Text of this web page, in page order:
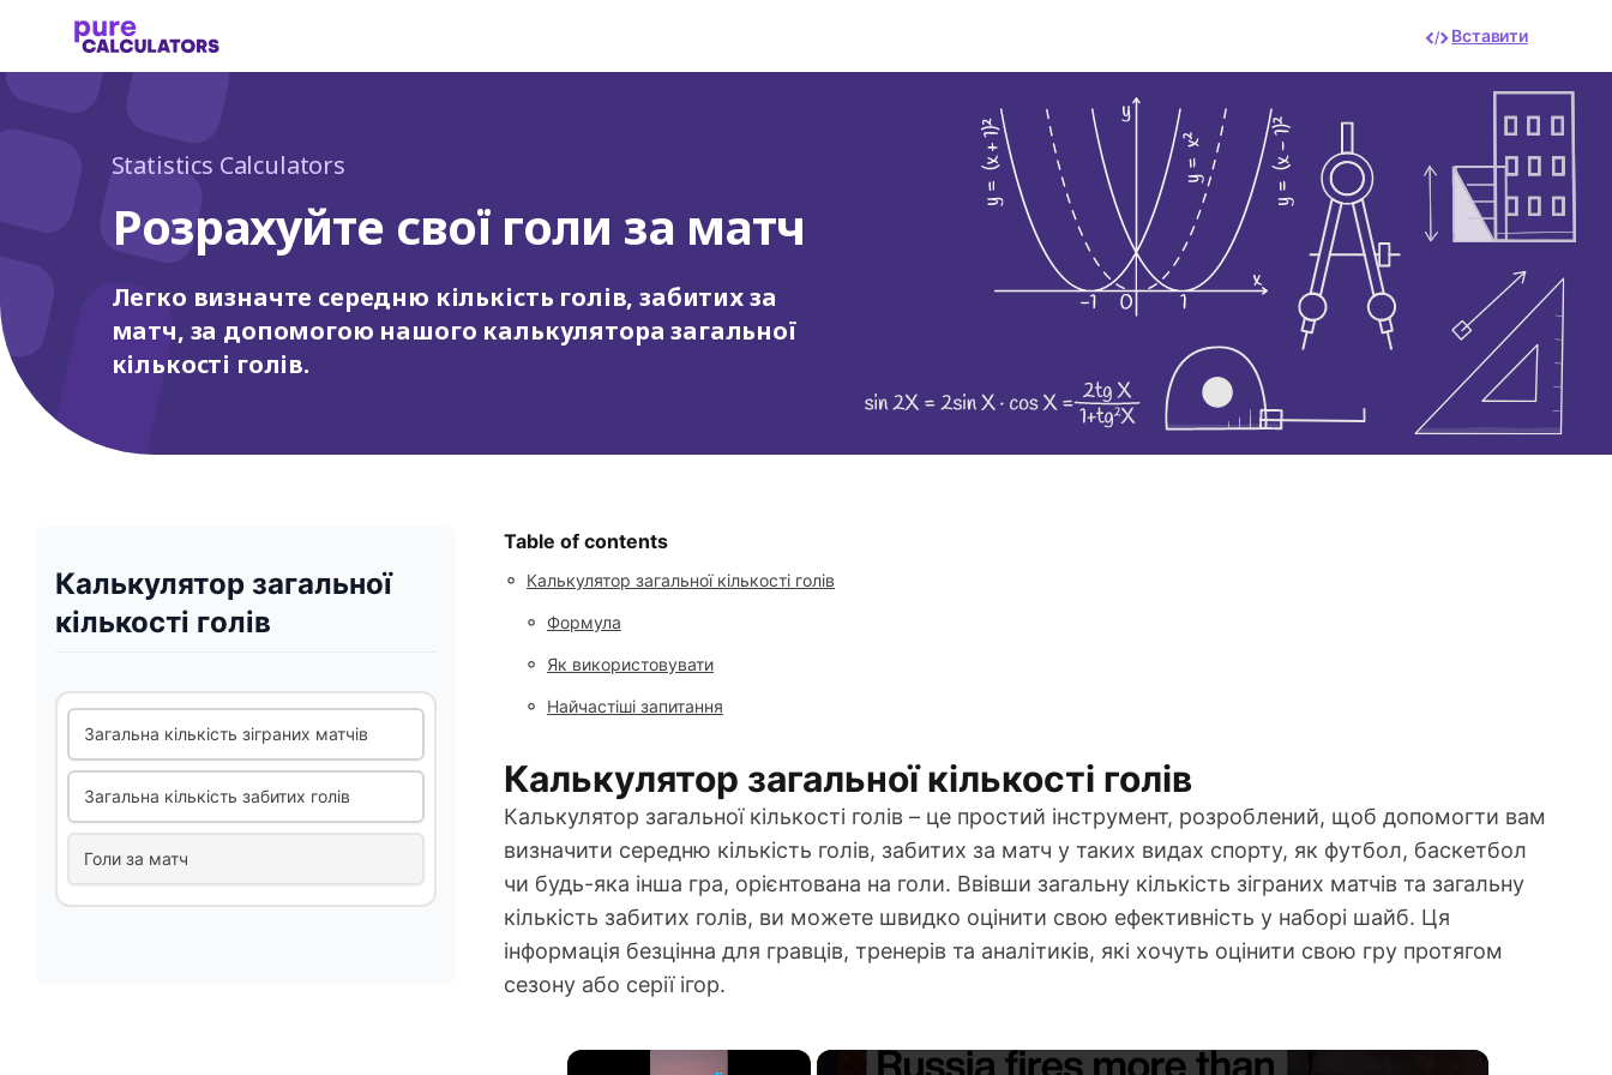
Вставити
Statistics Calculators
Розрахуйте свої голи за матч
Легко визначте середню кількість голів, забитих за
матч, за допомогою нашого калькулятора загальної
кількості голів.
Калькулятор загальної
кількості голів
Загальна кількість зіграних матчів
Загальна кількість забитих голів
Голи за матч
Table of contents
◦ Калькулятор загальної кількості голів
◦ Формула
◦ Як використовувати
◦ Найчастіші запитання
Калькулятор загальної кількості голів
Калькулятор загальної кількості голів – це простий інструмент, розроблений, щоб допомогти вам
визначити середню кількість голів, забитих за матч у таких видах спорту, як футбол, баскетбол
чи будь-яка інша гра, орієнтована на голи. Ввівши загальну кількість зіграних матчів та загальну
кількість забитих голів, ви можете швидко оцінити свою ефективність у наборі шайб. Ця
інформація безцінна для гравців, тренерів та аналітиків, які хочуть оцінити свою гру протягом
сезону або серії ігор.
×